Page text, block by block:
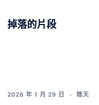
掉落的片段
2026 年 1 月 29 日 陰天